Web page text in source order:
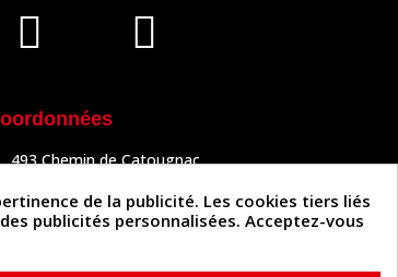
493 Chemin de Catougnac
05 63 34 51 88
contact@cuirenstock.com
de la publicité. Les cookies tiers liés
publicités personnalisées. Acceptez-vous